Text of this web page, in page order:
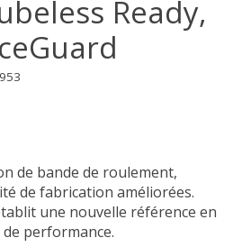
Ready,
de bande de roulement,
de fabrication améliorées.
une nouvelle référence en
performance.